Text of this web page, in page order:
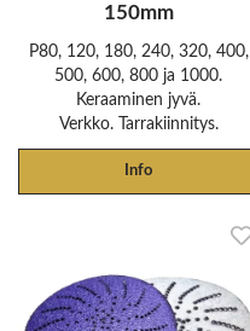
150mm
P80, 120, 180, 240, 320, 400,
500, 600, 800 ja 1000.
Keraaminen jyvä.
Verkko. Tarrakiinnitys.
Info